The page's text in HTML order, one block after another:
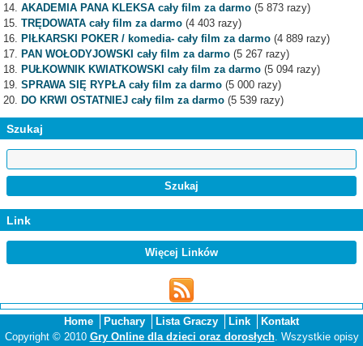
AKADEMIA PANA KLEKSA cały film za darmo (5 873 razy)
TRĘDOWATA cały film za darmo (4 403 razy)
PIŁKARSKI POKER / komedia- cały film za darmo (4 889 razy)
PAN WOŁODYJOWSKI cały film za darmo (5 267 razy)
PUŁKOWNIK KWIATKOWSKI cały film za darmo (5 094 razy)
SPRAWA SIĘ RYPŁA cały film za darmo (5 000 razy)
DO KRWI OSTATNIEJ cały film za darmo (5 539 razy)
Szukaj
Link
Więcej Linków
Home Puchary Lista Graczy Link
Kontakt
Copyright © 2010 Gry Online dla dzieci oraz dorosłych. Wszystkie opisy